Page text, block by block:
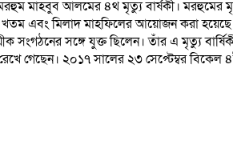
আলমের ৪র্থ মৃত্যু বার্ষকী। মরহুমের
এবং মিলাদ মাহফিলের আয়োজন করা
সঙ্গে যুক্ত ছিলেন। তাঁর এ মৃত্যু
২০১৭ সালের ২৩ সেপ্টেম্বর বিকেল